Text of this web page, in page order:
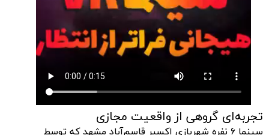
تجربه‌ای گروهی از واقعیت مجازی
سینما ۶ نفره شهربازی اکسیر قاسم‌آباد مشهد که توسط